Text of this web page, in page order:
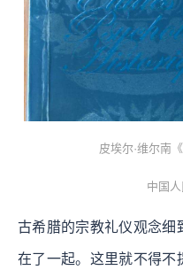
皮埃尔·维尔南
中国
古希腊的宗教礼仪观念细
在了一起。这里就不得不